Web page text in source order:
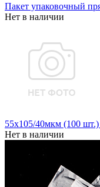
Пакет упаковочный
Нет в наличии
55x105/40мкм (100
Нет в наличии